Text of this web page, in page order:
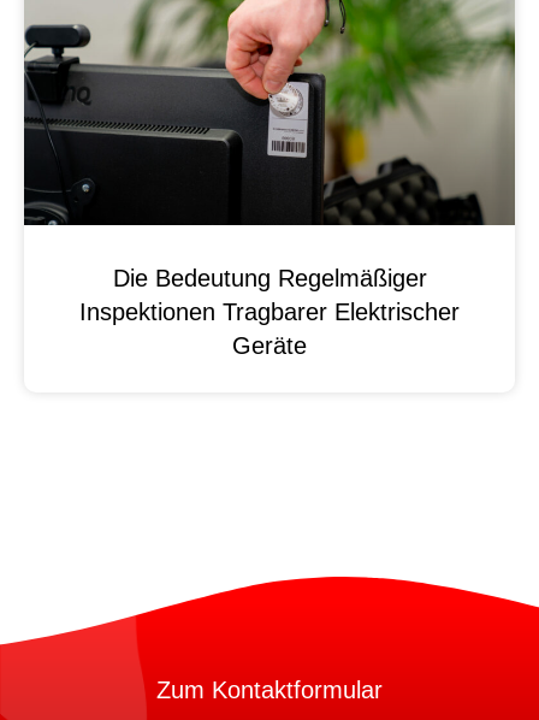
Die Bedeutung Regelmäßiger
Inspektionen Tragbarer Elektrischer
Geräte
Zum Kontaktformular